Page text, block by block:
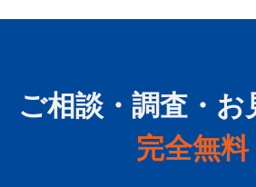
ご相談・調査・
完全無料